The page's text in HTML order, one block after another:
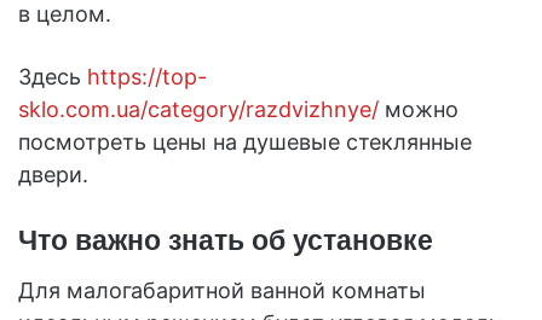
в целом.
Здесь https://top-
sklo.com.ua/category/razdvizhnye/ можно
посмотреть цены на душевые стеклянные
двери.
Что важно знать об установке
Для малогабаритной ванной комнаты